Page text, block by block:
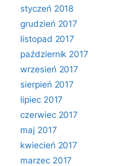
styczeń 2018
grudzień 2017
listopad 2017
październik 2017
wrzesień 2017
sierpień 2017
lipiec 2017
czerwiec 2017
maj 2017
kwiecień 2017
marzec 2017